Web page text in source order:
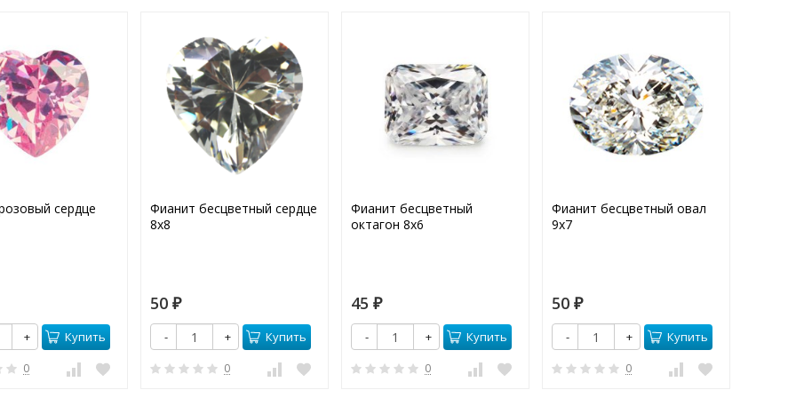
сердце
+ Купить
0
Фианит бесцветный сердце
8х8
50 ₽
- + Купить
0
Фианит бесцветный
октагон 8х6
45 ₽
- + Купить
0
Фианит бесцветный овал
9х7
50 ₽
- + Купить
0